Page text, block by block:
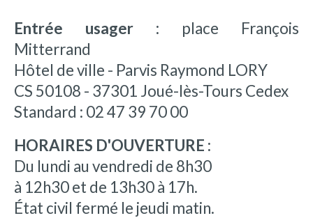
Entrée usager : place François
Mitterrand
Hôtel de ville - Parvis Raymond LORY
CS 50108 - 37301 Joué-lès-Tours Cedex
Standard : 02 47 39 70 00
HORAIRES D'OUVERTURE :
Du lundi au vendredi de 8h30
à 12h30 et de 13h30 à 17h.
État civil fermé le jeudi matin.